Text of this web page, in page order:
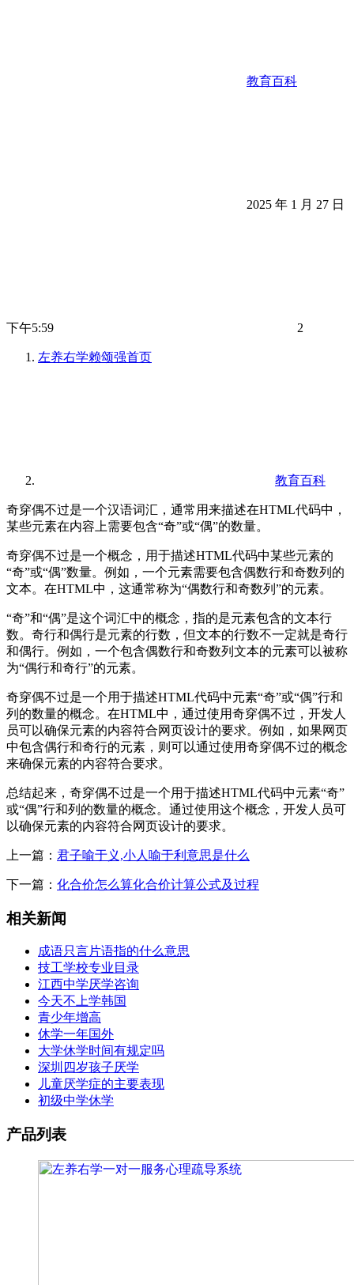
教育百科
2025 年 1 月 27 日
下午5:59 2
左养右学赖颂强首页
教育百科
奇穿偶不过是一个汉语词汇，通常用来描述在HTML代码中，
某些元素在内容上需要包含“奇”或“偶”的数量。
奇穿偶不过是一个概念，用于描述HTML代码中某些元素的
“奇”或“偶”数量。例如，一个元素需要包含偶数行和奇数列的
文本。在HTML中，这通常称为“偶数行和奇数列”的元素。
“奇”和“偶”是这个词汇中的概念，指的是元素包含的文本行
数。奇行和偶行是元素的行数，但文本的行数不一定就是奇行
和偶行。例如，一个包含偶数行和奇数列文本的元素可以被称
为“偶行和奇行”的元素。
奇穿偶不过是一个用于描述HTML代码中元素“奇”或“偶”行和
列的数量的概念。在HTML中，通过使用奇穿偶不过，开发人
员可以确保元素的内容符合网页设计的要求。例如，如果网页
中包含偶行和奇行的元素，则可以通过使用奇穿偶不过的概念
来确保元素的内容符合要求。
总结起来，奇穿偶不过是一个用于描述HTML代码中元素“奇”
或“偶”行和列的数量的概念。通过使用这个概念，开发人员可
以确保元素的内容符合网页设计的要求。
上一篇： 君子喻于义,小人喻于利意思是什么
下一篇： 化合价怎么算化合价计算公式及过程
相关新闻
成语只言片语指的什么意思
技工学校专业目录
江西中学厌学咨询
今天不上学韩国
青少年增高
休学一年国外
大学休学时间有规定吗
深圳四岁孩子厌学
儿童厌学症的主要表现
初级中学休学
产品列表